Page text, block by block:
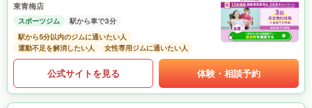
東青梅店
スポーツジム
駅から車で3分
駅から5分以内のジムに通いたい人
運動不足を解消したい人
女性専用ジムに通いたい人
公式サイトを見る 体験・相談予約